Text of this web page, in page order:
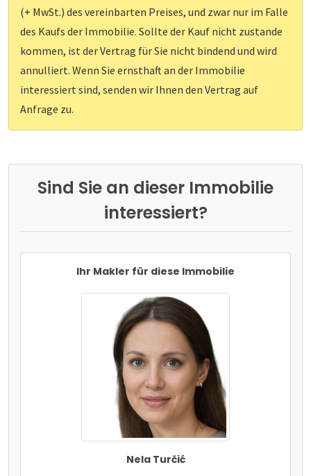
(+ MwSt.) des vereinbarten Preises, und zwar nur im Falle
des Kaufs der Immobilie. Sollte der Kauf nicht zustande
kommen, ist der Vertrag für Sie nicht bindend und wird
annulliert. Wenn Sie ernsthaft an der Immobilie
interessiert sind, senden wir Ihnen den Vertrag auf
Anfrage zu.
Sind Sie an dieser Immobilie
interessiert?
Ihr Makler für diese Immobilie
Nela Turčić